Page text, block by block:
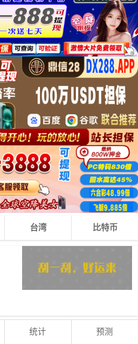
台湾 比特币
3 + 2 + 6 = 11
号码
统计 预测